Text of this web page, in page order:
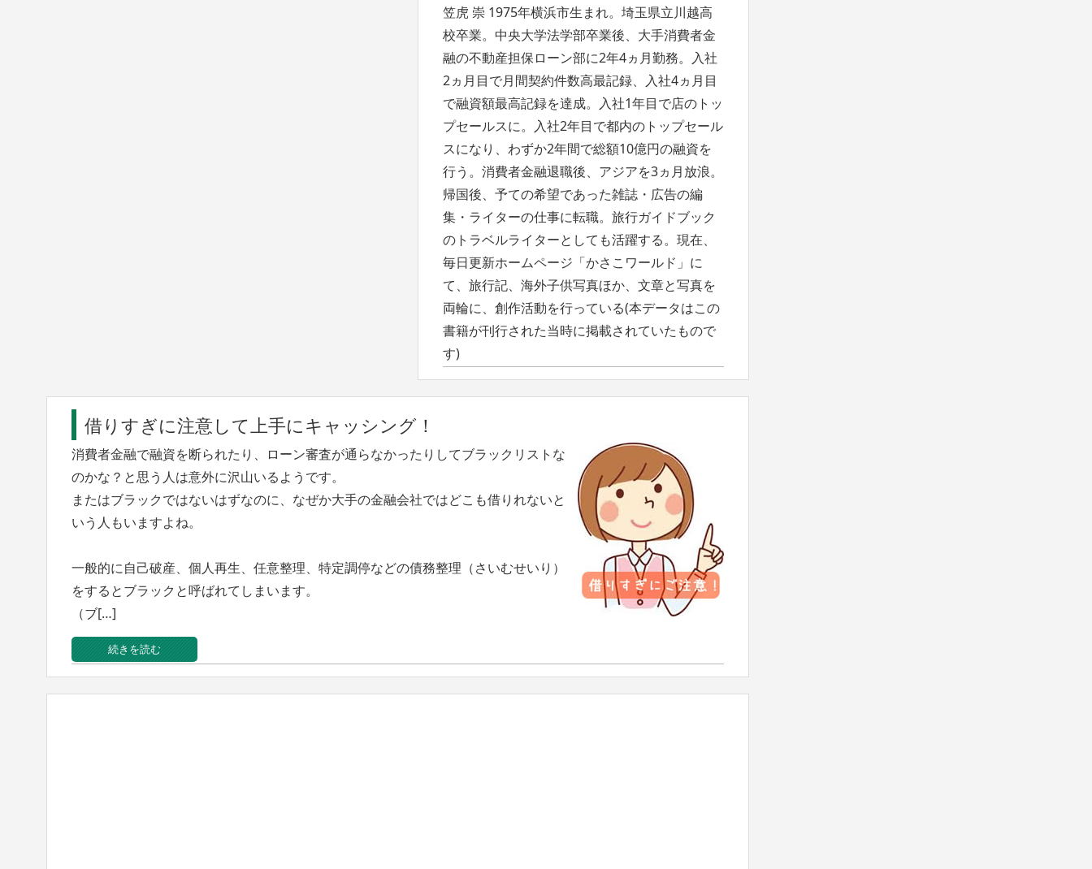
笠虎 崇 1975年横浜市生まれ。埼玉県立川越高
校卒業。中央大学法学部卒業後、大手消費者金
融の不動産担保ローン部に2年4ヵ月勤務。入社
2ヵ月目で月間契約件数高最記録、入社4ヵ月目
で融資額最高記録を達成。入社1年目で店のトッ
プセールスに。入社2年目で都内のトップセール
スになり、わずか2年間で総額10億円の融資を
行う。消費者金融退職後、アジアを3ヵ月放浪。
帰国後、予ての希望であった雑誌・広告の編
集・ライターの仕事に転職。旅行ガイドブック
のトラベルライターとしても活躍する。現在、
毎日更新ホームページ「かさこワールド」に
て、旅行記、海外子供写真ほか、文章と写真を
両輪に、創作活動を行っている(本データはこの
書籍が刊行された当時に掲載されていたもので
す)
借りすぎに注意して上手にキャッシング！
消費者金融で融資を断られたり、ローン審査が通らなかったりしてブラックリストな
のかな？と思う人は意外に沢山いるようです。
またはブラックではないはずなのに、なぜか大手の金融会社ではどこも借りれないと
いう人もいますよね。
一般的に自己破産、個人再生、任意整理、特定調停などの債務整理（さいむせいり）
をするとブラックと呼ばれてしまいます。
（ブ[…]
続きを読む